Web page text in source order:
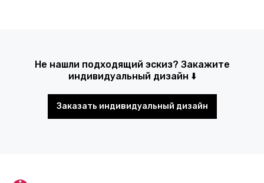
Не нашли подходящий эскиз? Закажите
индивидуальный дизайн ⬇️
Заказать индивидуальный дизайн